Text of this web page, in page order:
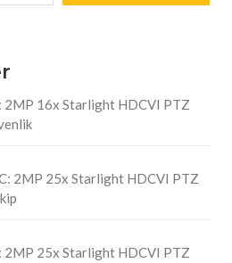
2MP 16x Starlight HDCVI PTZ
2MP 25x Starlight HDCVI PTZ
2MP 25x Starlight HDCVI PTZ